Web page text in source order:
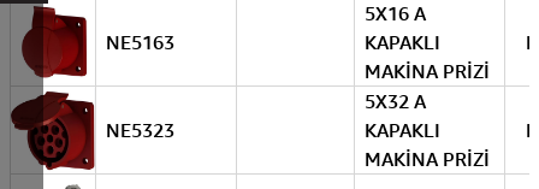
NE5163
5X16 A
KAPAKLI
MAKİNA PRİZİ
NE5323
5X32 A
KAPAKLI
MAKİNA PRİZİ